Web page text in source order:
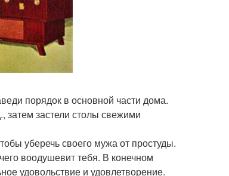
порядок в основной части дома.
затем застели столы свежими
уберечь своего мужа от простуды.
воодушевит тебя. В конечном
удовольствие и удовлетворение.